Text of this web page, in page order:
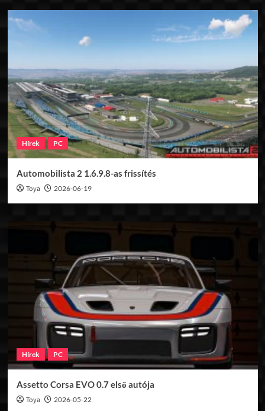
Hírek PC
Automobilista 2 1.6.9.8-as frissítés
Toya 2026-06-19
Hírek PC
Assetto Corsa EVO 0.7 első autója
Toya 2026-05-22